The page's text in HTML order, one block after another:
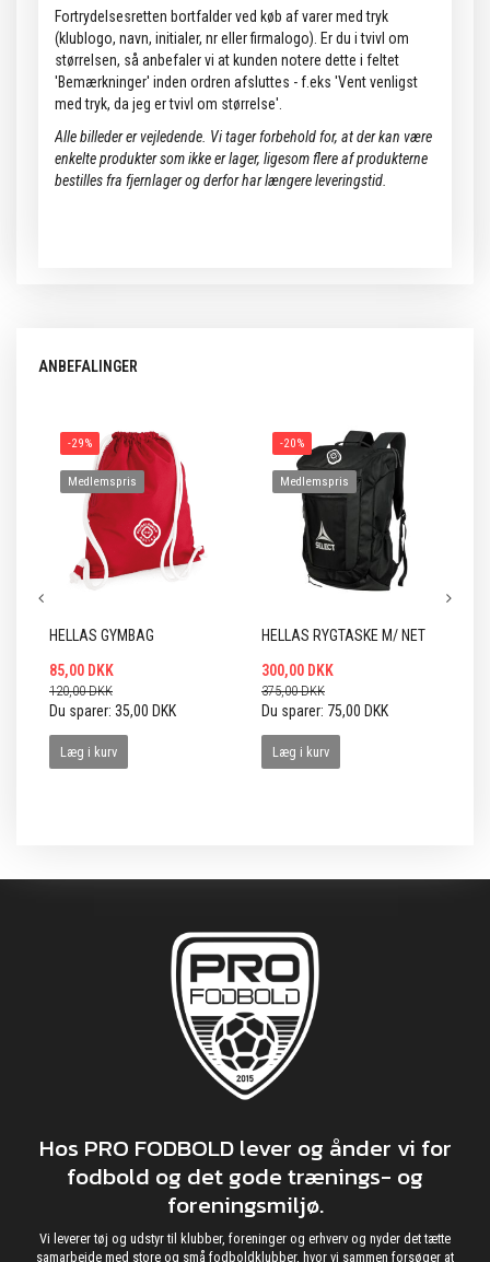
Fortrydelsesretten bortfalder ved køb af varer med tryk
(klublogo, navn, initialer, nr eller firmalogo). Er du i tvivl om
størrelsen, så anbefaler vi at kunden notere dette i feltet
'Bemærkninger' inden ordren afsluttes - f.eks 'Vent venligst
med tryk, da jeg er tvivl om størrelse'.
Alle billeder er vejledende. Vi tager forbehold for, at der kan være
enkelte produkter som ikke er lager, ligesom flere af produkterne
bestilles fra fjernlager og derfor har længere leveringstid.
ANBEFALINGER
-29%
Medlemspris
HELLAS GYMBAG
85,00 DKK
120,00 DKK
Du sparer: 35,00 DKK
Læg i kurv
-20%
Medlemspris
HELLAS RYGTASKE M/ NET
300,00 DKK
375,00 DKK
Du sparer: 75,00 DKK
Læg i kurv
Hos PRO FODBOLD lever og ånder vi for
fodbold og det gode trænings- og
foreningsmiljø.
Vi leverer tøj og udstyr til klubber, foreninger og erhverv og nyder det tætte
samarbejde med store og små fodboldklubber, hvor vi sammen forsøger at